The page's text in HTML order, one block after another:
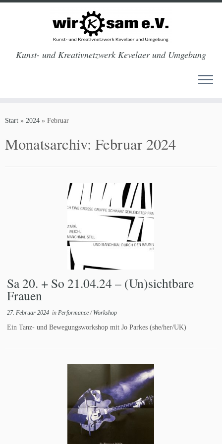
Inhalt
Kunst- und Kreativnetzwerk Kevelaer und Umgebung
Start » 2024 » Februar
Monatsarchiv: Februar 2024
Sa 20. + So 21.04.24 – (Un)sichtbare
Frauen
27. Februar 2024 inPerformance/ Workshop
Ein Tanz- und Bewegungsworkshop mit Jo Parkes (she/her/UK)